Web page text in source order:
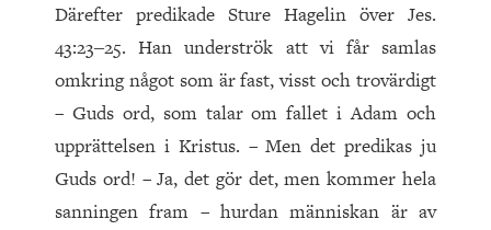
Därefter predikade Sture Hagelin över Jes.
43:23‒25. Han underströk att vi får samlas
omkring något som är fast, visst och trovärdigt
– Guds ord, som talar om fallet i Adam och
upprättelsen i Kristus. – Men det predikas ju
Guds ord! – Ja, det gör det, men kommer hela
sanningen fram – hurdan människan är av